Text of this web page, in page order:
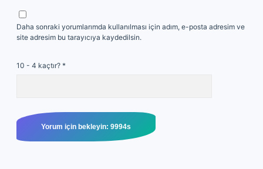
Daha sonraki yorumlarımda kullanılması için adım, e-posta adresim ve
site adresim bu tarayıcıya kaydedilsin.
10 - 4 kaçtır? *